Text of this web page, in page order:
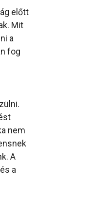
előtt
Mit
a
fog
nem
A
a